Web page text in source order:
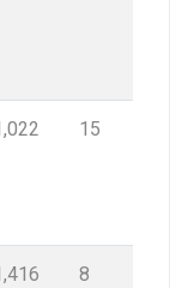
15
8